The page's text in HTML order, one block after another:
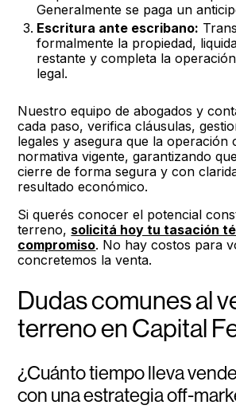
Generalmente se paga un
Escritura ante escribano:
formalmente la propiedad,
restante y completa la
legal.
Nuestro equipo de abogados y
cada paso, verifica cláusulas,
legales y asegura que la operación
normativa vigente, garantizando
cierre de forma segura y con
resultado económico.
Si querés conocer el potencial
terreno, solicitá hoy tu tasación
compromiso. No hay costos para
concretemos la venta.
Dudas comunes al
terreno en Capital
¿Cuánto tiempo lleva
con una estrategia off-